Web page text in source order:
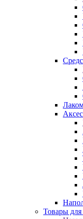
Товары